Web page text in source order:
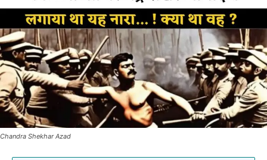
Chandra Shekhar Azad